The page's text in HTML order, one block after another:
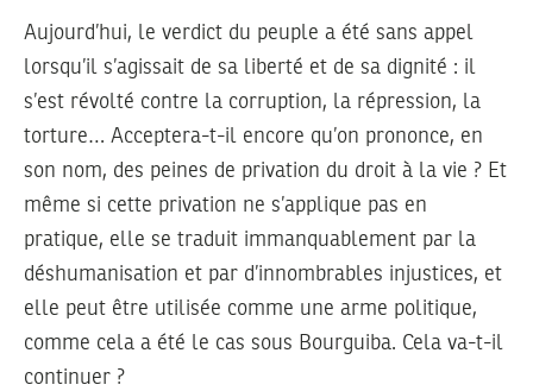
Aujourd’hui, le verdict du peuple a été sans appel
lorsqu’il s’agissait de sa liberté et de sa dignité : il
s’est révolté contre la corruption, la répression, la
torture… Acceptera-t-il encore qu’on prononce, en
son nom, des peines de privation du droit à la vie ? Et
même si cette privation ne s’applique pas en
pratique, elle se traduit immanquablement par la
déshumanisation et par d’innombrables injustices, et
elle peut être utilisée comme une arme politique,
comme cela a été le cas sous Bourguiba. Cela va-t-il
continuer ?